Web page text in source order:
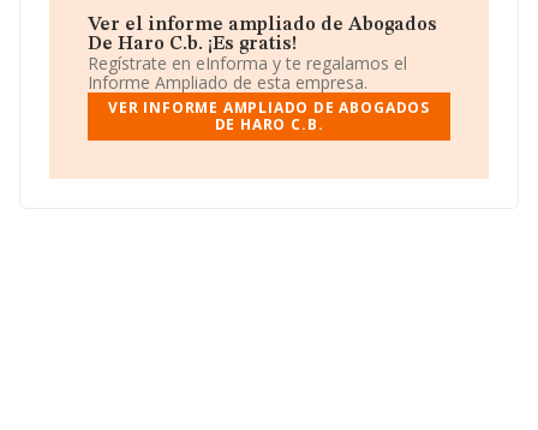
la empresa Abogados De Haro C.b.es
http://www.abogadosdeharo.com
Ver el informe ampliado de Abogados
De Haro C.b. ¡Es gratis!
Regístrate en eInforma y te regalamos el
Informe Ampliado de esta empresa.
VER INFORME AMPLIADO DE ABOGADOS
DE HARO C.B.